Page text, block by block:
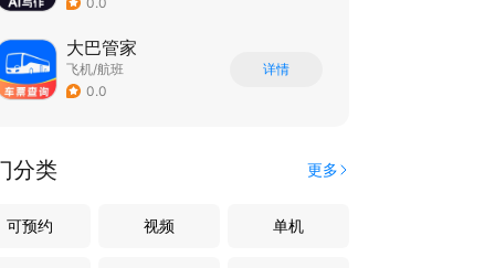
大巴管家
飞机/航班
0.0
详情
分类 更多
可预约 视频 单机